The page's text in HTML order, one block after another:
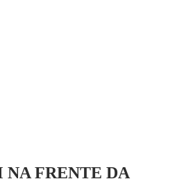
NA FRENTE DA